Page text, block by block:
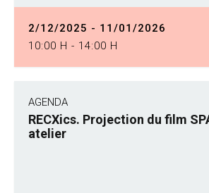
2/12/2025 - 11/01/2026
10:00 H - 14:00 H
AGENDA
RECXics. Projection du film
atelier